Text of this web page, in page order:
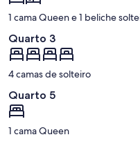
1 cama Queen e 1 beliche
Quarto 3
4 camas de solteiro
Quarto 5
1 cama Queen